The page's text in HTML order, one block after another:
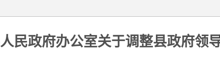
民政府办公室关于调整县政府领